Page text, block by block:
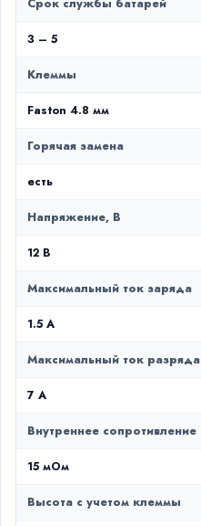
Срок службы батарей
3 – 5
Клеммы
Faston 4.8 мм
Горячая замена
есть
Напряжение, В
12 В
Максимальный ток заряда
1.5 А
Максимальный ток разряда
7 А
Внутреннее сопротивление
15 мОм
Высота с учетом клеммы